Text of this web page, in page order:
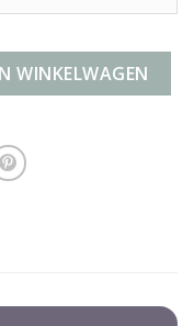
WINKELWAGEN